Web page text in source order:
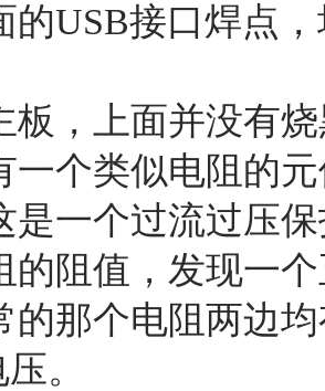
的USB接口焊点
板，上面并没有
一个类似电阻的
是一个过流过压
的阻值，发现一
的那个电阻两边
。